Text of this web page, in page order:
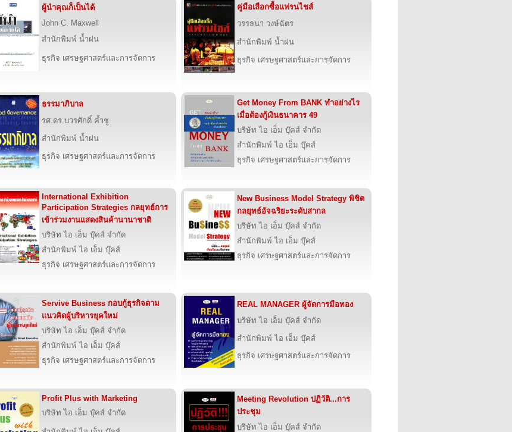
ผู้นำคุณก็เป็นได้
John C. Maxwell
สำนักพิมพ์ น้ำฝน
ธุรกิจ เศรษฐศาสตร์และการจัดการ
คู่มือเลือกซื้อแฟรนไชส์
วรรธนา วงษ์ฉัตร
สำนักพิมพ์ น้ำฝน
ธุรกิจ เศรษฐศาสตร์และการจัดการ
ธรรมาภิบาล
รศ.ดร.บวรศักดิ์ ค้ำชู
สำนักพิมพ์ น้ำฝน
ธุรกิจ เศรษฐศาสตร์และการจัดการ
Get Money From BANK ทำอย่างไร
เมื่อต้องกู้เงินธนาคาร 49
บริษัท ไอ เอ็ม บุ๊คส์ จำกัด
สำนักพิมพ์ ไอ เอ็ม บุ๊คส์
ธุรกิจ เศรษฐศาสตร์และการจัดการ
International Exhibition
Participation Strategies กลยุทธ์การ
เข้าร่วมงานแสดงสินค้านานาชาติ
บริษัท ไอ เอ็ม บุ๊คส์ จำกัด
สำนักพิมพ์ ไอ เอ็ม บุ๊คส์
ธุรกิจ เศรษฐศาสตร์และการจัดการ
New Business Model Strategy พิชิต
กลยุทธ์อัจฉริยะระดับสากล
บริษัท ไอ เอ็ม บุ๊คส์ จำกัด
สำนักพิมพ์ ไอ เอ็ม บุ๊คส์
ธุรกิจ เศรษฐศาสตร์และการจัดการ
Servive Business กอบกู้ธุรกิจตาม
แนวคิดผู้บริหารยุคใหม่
บริษัท ไอ เอ็ม บุ๊คส์ จำกัด
สำนักพิมพ์ ไอ เอ็ม บุ๊คส์
ธุรกิจ เศรษฐศาสตร์และการจัดการ
REAL MANAGER ผู้จัดการมือทอง
บริษัท ไอ เอ็ม บุ๊คส์ จำกัด
สำนักพิมพ์ ไอ เอ็ม บุ๊คส์
ธุรกิจ เศรษฐศาสตร์และการจัดการ
Profit Plus with Marketing
บริษัท ไอ เอ็ม บุ๊คส์ จำกัด
Meeting Revolution ปฏิวัติ...การ
ประชุม
บริษัท ไอ เอ็ม บุ๊คส์ จำกัด